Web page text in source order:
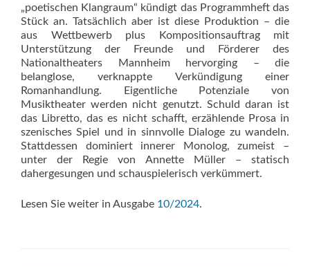
„poetischen Klangraum“ kündigt das Programmheft das
Stück an. Tatsächlich aber ist diese Produktion – die
aus Wettbewerb plus Komposi­tionsauftrag mit
Unterstützung der Freunde und Förderer des
Nationaltheaters Mannheim hervorging – die
belanglose, verknappte Verkündigung einer
Romanhandlung. Eigentliche Potenziale von
Musiktheater werden nicht genutzt. Schuld daran ist
das Libretto, das es nicht schafft, erzählende Prosa in
szenisches Spiel und in sinnvolle Dialoge zu wandeln.
Stattdessen dominiert innerer Monolog, zumeist –
unter der Regie von Annette Müller – statisch
dahergesungen und schauspielerisch verkümmert.
Lesen Sie weiter in Ausgabe 10/2024.